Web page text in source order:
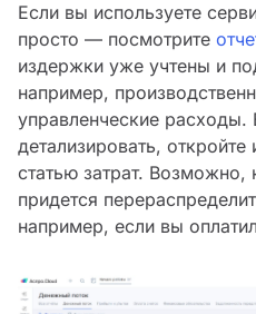
Если вы используете
просто — посмотрите
издержки уже учтены и
например,
управленческие расходы.
детализировать,
статью затрат. Возможно,
придется
например, если вы